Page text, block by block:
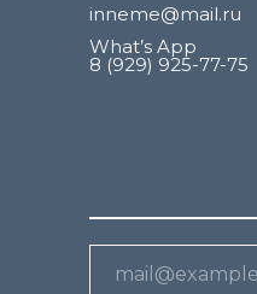
inneme@mail.ru
What’s App
8 (929) 925-77-75